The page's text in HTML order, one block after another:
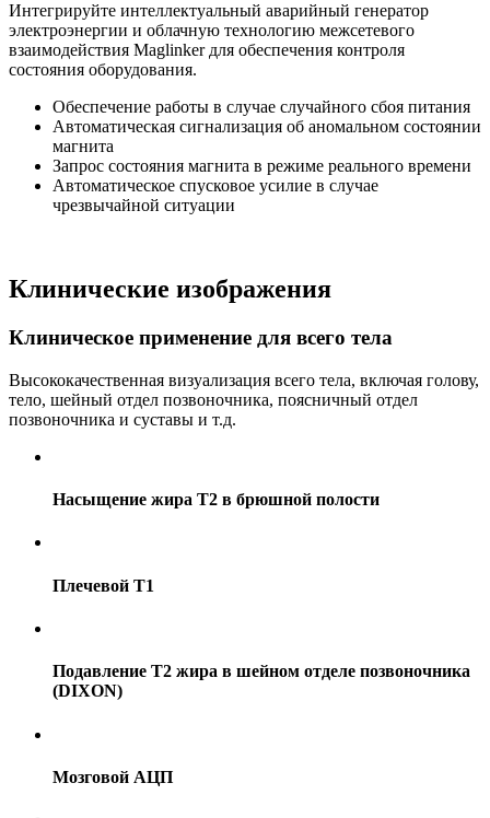
Интегрируйте интеллектуальный аварийный генератор
электроэнергии и облачную технологию межсетевого
взаимодействия Maglinker для обеспечения контроля
состояния оборудования.
Обеспечение работы в случае случайного сбоя питания
Автоматическая сигнализация об аномальном состоянии
магнита
Запрос состояния магнита в режиме реального времени
Автоматическое спусковое усилие в случае
чрезвычайной ситуации
Клинические изображения
Клиническое применение для всего тела
Высококачественная визуализация всего тела, включая голову,
тело, шейный отдел позвоночника, поясничный отдел
позвоночника и суставы и т.д.
Насыщение жира Т2 в брюшной полости
Плечевой T1
Подавление Т2 жира в шейном отделе позвоночника
(DIXON)
Мозговой АЦП